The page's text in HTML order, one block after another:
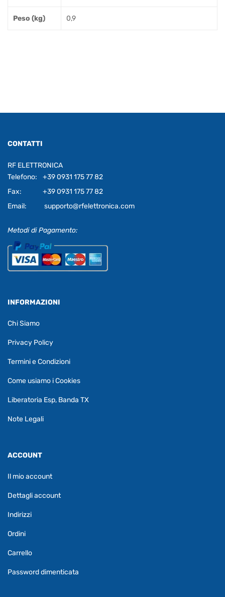
Peso (kg) 0,9
CONTATTI
RF ELETTRONICA
Telefono:
+39 0931 175 77 82
Fax:
+39 0931 175 77 82
Email:
supporto@rfelettronica.com
Metodi di Pagamento:
INFORMAZIONI
Chi Siamo
Privacy Policy
Termini e Condizioni
Come usiamo i Cookies
Liberatoria Esp, Banda TX
Note Legali
ACCOUNT
Il mio account
Dettagli account
Indirizzi
Ordini
Carrello
Password dimenticata